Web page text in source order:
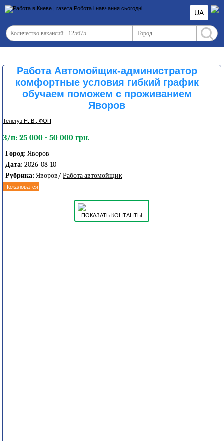
UA
Работа Автомойщик-администратор
комфортные условия гибкий график
обучаем поможем с проживанием
Яворов
Телегуз Н. В., ФОП
З/п: 25 000 - 50 000 грн.
Город: Яворов
Дата: 2026-08-10
Рубрика: Яворов/ Работа автомойщик
Пожаловатся
ПОКАЗАТЬ КОНТАНТЫ